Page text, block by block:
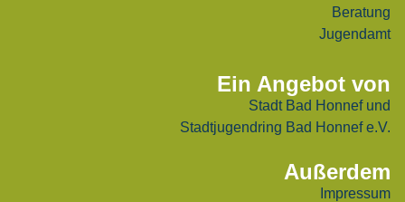
Beratung
Jugendamt
Ein Angebot von
Stadt Bad Honnefund
Stadtjugendring Bad Honnef e.V.
Außerdem
Impressum